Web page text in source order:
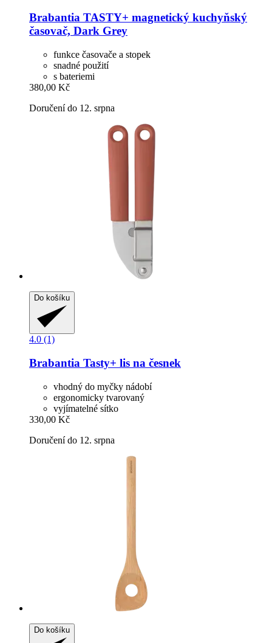
Brabantia TASTY+ magnetický kuchyňský
časovač, Dark Grey
funkce časovače a stopek
snadné použití
s bateriemi
380,00 Kč
Doručení do 12. srpna
Do košíku
4.0 (1)
Brabantia Tasty+ lis na česnek
vhodný do myčky nádobí
ergonomicky tvarovaný
vyjímatelné sítko
330,00 Kč
Doručení do 12. srpna
Do košíku